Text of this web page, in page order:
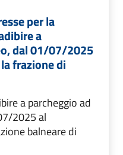
per la
a
dal 01/07/2025
frazione di
a parcheggio ad
2025 al
balneare di